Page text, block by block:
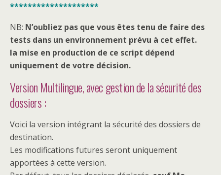
********************
NB: N’oubliez pas que vous êtes tenu de faire des
tests dans un environnement prévu à cet effet.
la mise en production de ce script dépend
uniquement de votre décision.
Version Multilingue, avec gestion de la sécurité des
dossiers :
Voici la version intégrant la sécurité des dossiers de
destination.
Les modifications futures seront uniquement
apportées à cette version.